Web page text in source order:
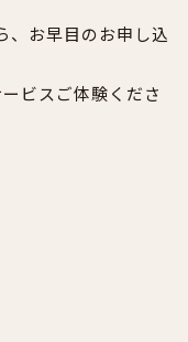
、お早目のお申し込
ビスご体験くださ